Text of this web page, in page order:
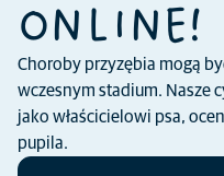
ONLINE!
Choroby przyzębia mogą
wczesnym stadium. Nasze
jako właścicielowi psa,
pupila.